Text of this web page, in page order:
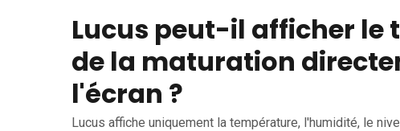
Lucus peut-il afficher le
de la maturation
l'écran ?
Lucus affiche uniquement la température, l'humidité, le